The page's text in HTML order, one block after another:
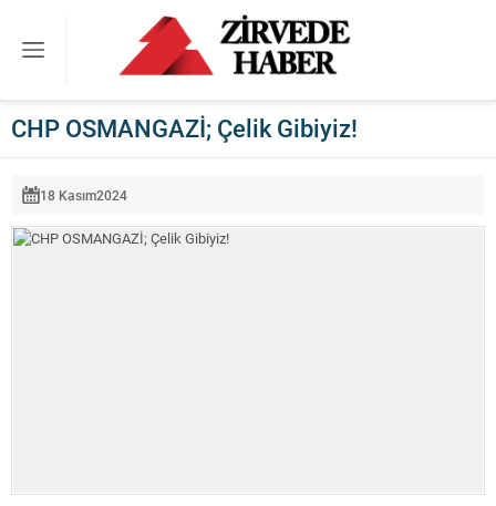
CHP OSMANGAZİ; Çelik Gibiyiz!
18 Kasım2024